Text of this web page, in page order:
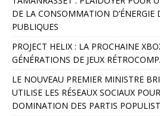
n
a
t
i
v
e
:
DE LA CONSOMMATION D’ÉNERGIE
PUBLIQUES
PROJECT HELIX : LA PROCHAINE
GÉNÉRATIONS DE JEUX
LE NOUVEAU PREMIER MINISTRE
UTILISE LES RÉSEAUX SOCIAUX
DOMINATION DES PARTIS